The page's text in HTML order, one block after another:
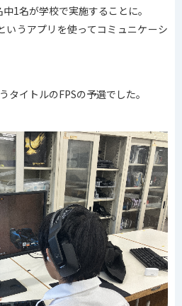
1名が学校で実施することに。
うアプリを使ってコミュニケーシ
タイトルのFPSの予選でした。